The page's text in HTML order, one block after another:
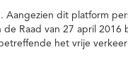
dit platform
Raad van 27 april 2016
het vrije